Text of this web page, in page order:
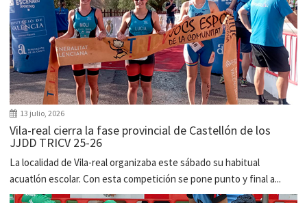
13 julio, 2026
Vila-real cierra la fase provincial de Castellón de los
JJDD TRICV 25-26
La localidad de Vila-real organizaba este sábado su habitual
acuatlón escolar. Con esta competición se pone punto y final a...